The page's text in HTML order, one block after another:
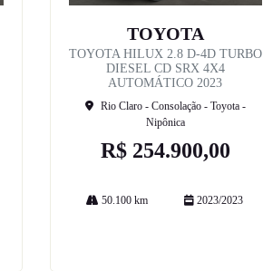
TOYOTA
TOYOTA HILUX 2.8 D-4D TURBO
DIESEL CD SRX 4X4
AUTOMÁTICO 2023
Rio Claro - Consolação - Toyota -
Nipônica
R$ 254.900,00
50.100 km 2023/2023